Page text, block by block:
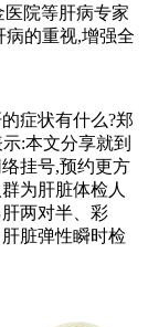
院等肝病专家
病的重视,增强全
症状有什么?郑
:本文分享就到
挂号,预约更方
为肝脏体检人
两对半、彩
脏弹性瞬时检